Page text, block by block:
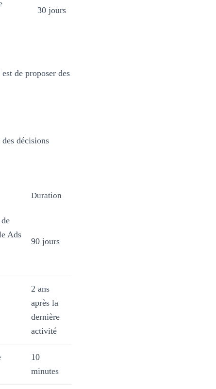
30 jours
de proposer des
décisions
Duration
Ads
90 jours
2 ans
après la
dernière
activité
10
minutes